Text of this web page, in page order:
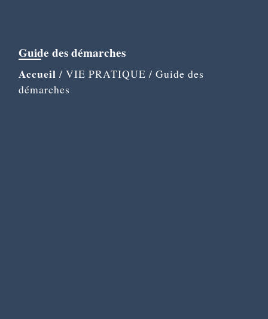
Guide des démarches
Accueil / VIE PRATIQUE / Guide des
démarches